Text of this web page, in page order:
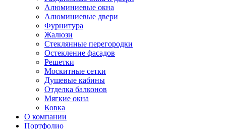
Алюминиевые окна
Алюминиевые двери
Фурнитура
Жалюзи
Стеклянные перегородки
Остекление фасадов
Решетки
Москитные сетки
Душевые кабины
Отделка балконов
Мягкие окна
Ковка
О компании
Портфолио